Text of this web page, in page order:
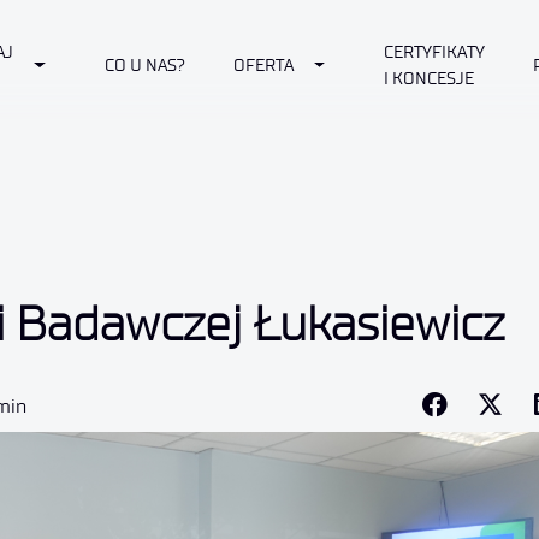
Toggle Dropdown
CO U NAS? OFERTA Toggle Dropdown
CERTYFIKATY
I KONCESJE
Łukasiewicz